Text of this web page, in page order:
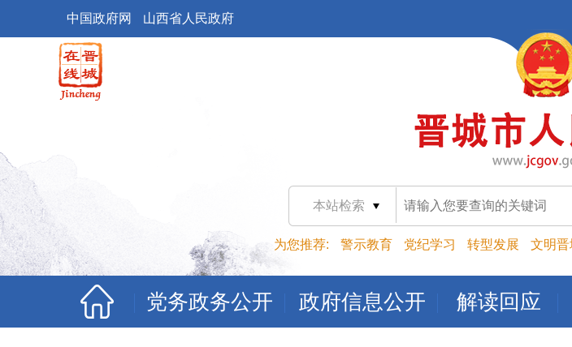
中国政府网 山西省人民政府
本站检索
为您推荐: 警示教育 党纪学习 转型发展 文明晋
党务政务公开 政府信息公开 解读回应